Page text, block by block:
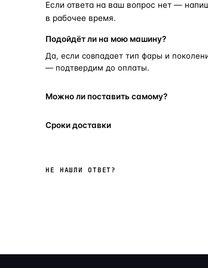
Если ответа на ваш вопрос нет —
в рабочее время.
Подойдёт ли на мою машину?
Да, если совпадает тип фары и
— подтвердим до оплаты.
Можно ли поставить самому?
Сроки доставки
НЕ НАШЛИ ОТВЕТ?